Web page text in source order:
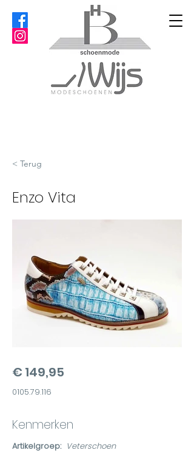
< Terug
Enzo Vita
€ 149,95
0105.79.116
Kenmerken
Artikelgroep: Veterschoen